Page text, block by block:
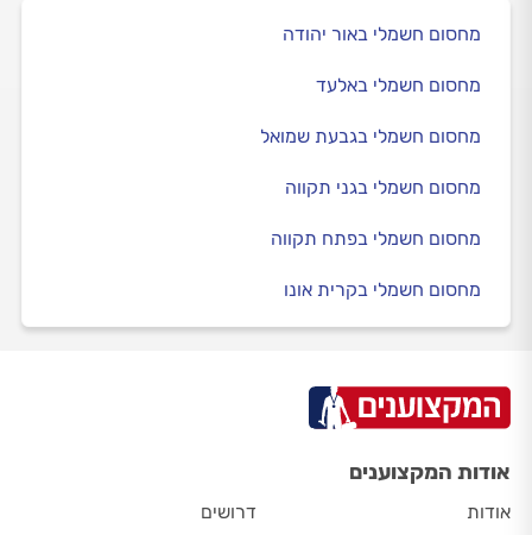
מחסום חשמלי באור יהודה
מחסום חשמלי באלעד
מחסום חשמלי בגבעת שמואל
מחסום חשמלי בגני תקווה
מחסום חשמלי בפתח תקווה
מחסום חשמלי בקרית אונו
אודות המקצוענים
אודות
דרושים